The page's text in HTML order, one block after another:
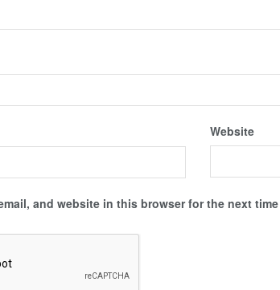
Website
and website in this browser for the next